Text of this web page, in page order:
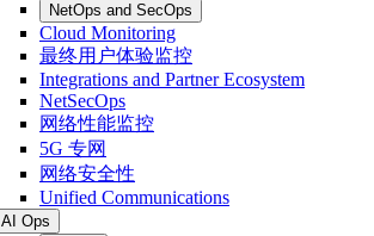
NetOps and SecOps
Cloud Monitoring
最终用户体验监控
Integrations and Partner Ecosystem
NetSecOps
网络性能监控
5G 专网
网络安全性
Unified Communications
AI Ops